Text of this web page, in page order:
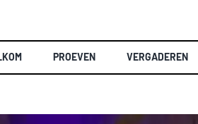
PROEVEN VERGADEREN